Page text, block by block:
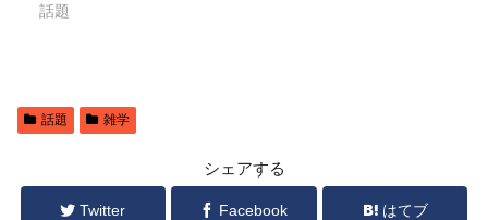
話題
話題 雑学
シェアする
Twitter Facebook はてブ